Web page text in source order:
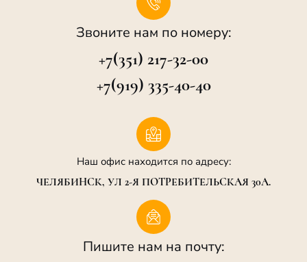
+7(351) 217-32-00
+7(919) 335-40-40
Звоните нам по номеру:
ЧЕЛЯБИНСК, УЛ 2-Я ПОТРЕБИТЕЛЬСКАЯ 30А.
Наш офис находится по адресу:
Пишите нам на почту: